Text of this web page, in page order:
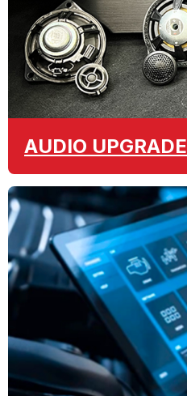
AUDIO UPGRADE